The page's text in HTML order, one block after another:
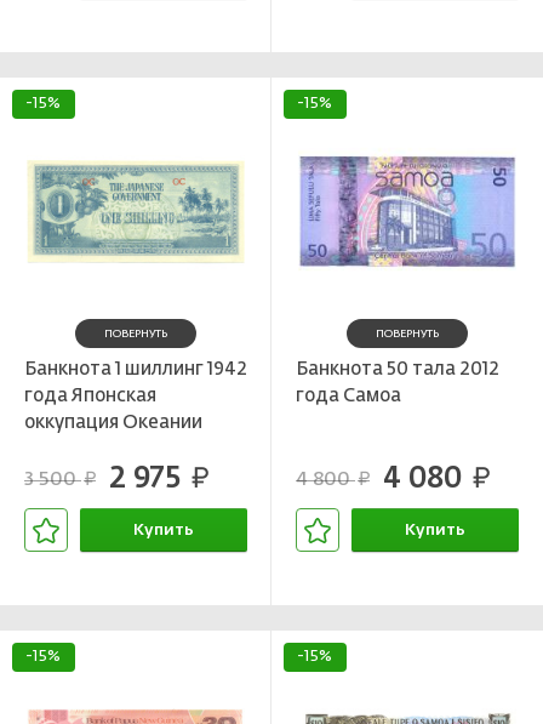
-15%
ПОВЕРНУТЬ
Банкнота 1 шиллинг 1942
года Японская
оккупация Океании
3 500руб. 2 975 руб.
Купить
-15%
ПОВЕРНУТЬ
Банкнота 50 тала 2012
года Самоа
4 800руб. 4 080 руб.
Купить
-15% -15%